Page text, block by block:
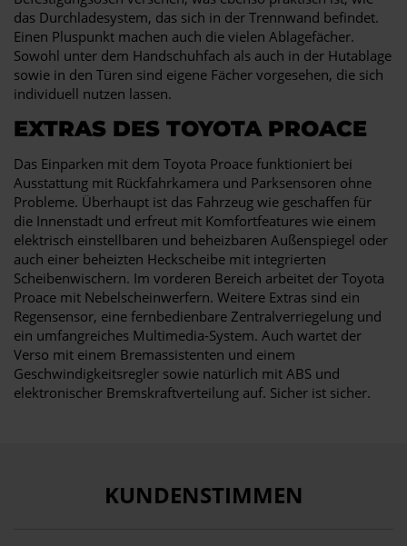
das Durchladesystem, das sich in der Trennwand befindet.
Einen Pluspunkt machen auch die vielen Ablagefächer.
Sowohl unter dem Handschuhfach als auch in der Hutablage
sowie in den Türen sind eigene Fächer vorgesehen, die sich
individuell nutzen lassen.
EXTRAS DES TOYOTA PROACE
Das Einparken mit dem Toyota Proace funktioniert bei
Ausstattung mit Rückfahrkamera und Parksensoren ohne
Probleme. Überhaupt ist das Fahrzeug wie geschaffen für
die Innenstadt und erfreut mit Komfortfeatures wie einem
elektrisch einstellbaren und beheizbaren Außenspiegel oder
auch einer beheizten Heckscheibe mit integrierten
Scheibenwischern. Im vorderen Bereich arbeitet der Toyota
Proace mit Nebelscheinwerfern. Weitere Extras sind ein
Regensensor, eine fernbedienbare Zentralverriegelung und
ein umfangreiches Multimedia-System. Auch wartet der
Verso mit einem Bremassistenten und einem
Geschwindigkeitsregler sowie natürlich mit ABS und
elektronischer Bremskraftverteilung auf. Sicher ist sicher.
KUNDENSTIMMEN